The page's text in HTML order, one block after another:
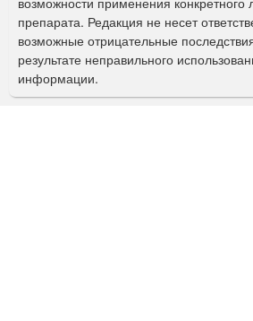
и
с
к
препарата. Редакция не несет
возможные отрицательные
результате неправильного
информации.